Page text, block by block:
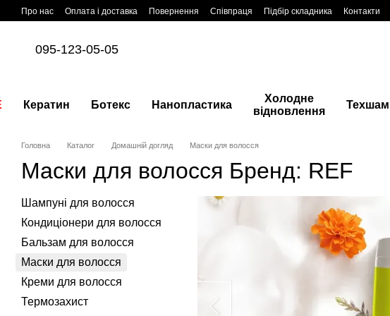
Перейти до основного контенту
Про нас Оплата і доставка Повернення Співпраця Підбір складника Контакти
095-123-05-05
Кератин Ботекс Нанопластика
Холодне
відновлення
Головна Каталог Домашній догляд Маски для волосся
Маски для волосся Бренд: REF
Шампуні для волосся
Кондиціонери для волосся
Бальзам для волосся
Маски для волосся
Креми для волосся
Термозахист